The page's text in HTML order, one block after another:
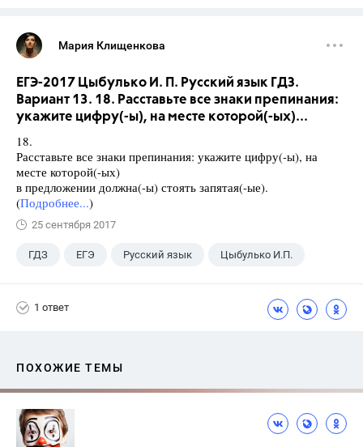
Мария Клищенкова
ЕГЭ-2017 Цыбулько И. П. Русский язык ГДЗ.
Вариант 13. 18. Расставьте все знаки препинания:
укажите цифру(-ы), на месте которой(-ых)...
18.
Расставьте все знаки препинания: укажите цифру(-ы), на
месте которой(-ых)
в предложении должна(-ы) стоять запятая(-ые).
(Подробнее...)
25 сентября 2017
ГДЗ ЕГЭ Русский язык Цыбулько И.П.
1 ответ
ПОХОЖИЕ ТЕМЫ